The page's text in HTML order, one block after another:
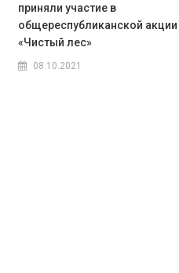
приняли участие в
общереспубликанской акции
«Чистый лес»
08.10.2021